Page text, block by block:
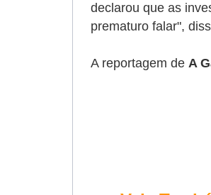
declarou que as
prematuro falar",
A reportagem de A